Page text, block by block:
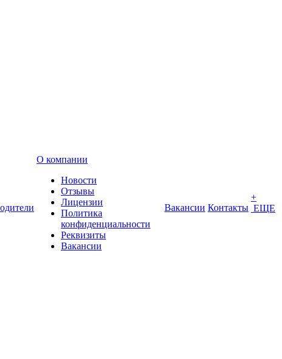
О компании
Новости
Отзывы
Лицензии
Политика
конфиденциальности
Реквизиты
Вакансии
Вакансии Контакты
+
ЕЩЕ